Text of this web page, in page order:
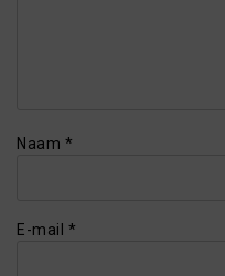
Naam *
E-mail *